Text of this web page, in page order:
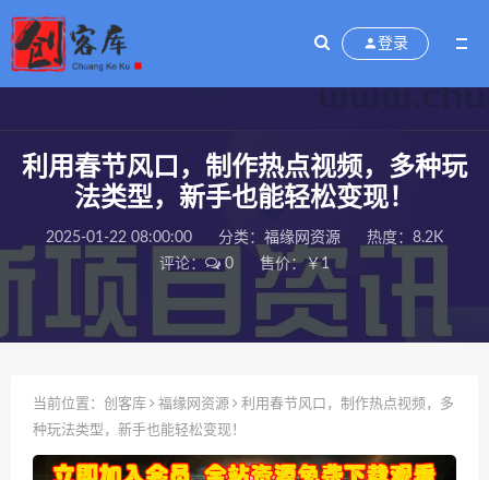
登录
利用春节风口，制作热点视频，多种玩
法类型，新手也能轻松变现！
2025-01-22 08:00:00 分类： 福缘网资源
热度：8.2K
评论：
0 售价：￥1
当前位置： 创客库 福缘网资源
利用春节风口，制作热点视频，多
种玩法类型，新手也能轻松变现！